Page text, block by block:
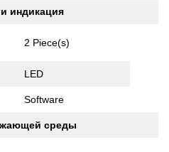
индикация
2 Piece(s)
LED
Software
среды